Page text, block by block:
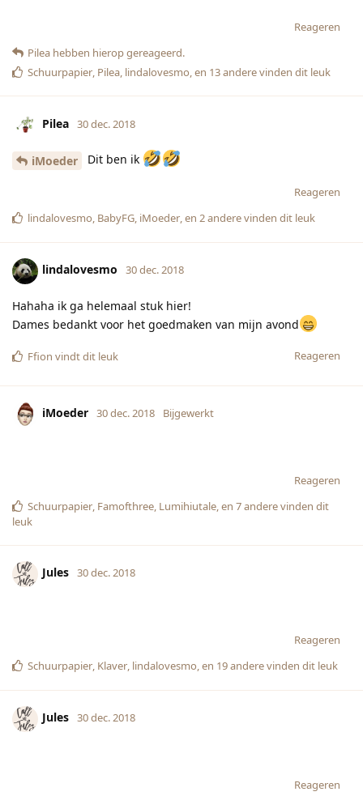
Reageren
Pilea hebben hierop gereageerd.
Schuurpapier, Pilea, lindalovesmo, en 13anderevinden dit leuk
Pilea 30 dec. 2018
iMoeder Dit ben ik
Reageren
lindalovesmo BabyFG iMoeder , en 2anderevinden dit leuk
lindalovesmo 30 dec. 2018
Hahaha ik ga helemaal stuk hier!
Dames bedankt voor het goedmaken van mijn avond
Reageren
Ffion vindt dit leuk
iMoeder 30 dec. 2018 Bijgewerkt
Reageren
Schuurpapier Famofthree Lumihiutale , en 7anderevinden dit
leuk
Jules 30 dec. 2018
Reageren
Schuurpapier Klaver lindalovesmo , en 19anderevinden dit leuk
Jules 30 dec. 2018
Reageren